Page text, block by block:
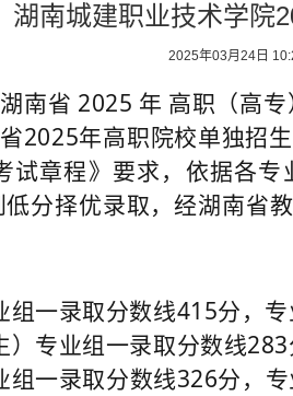
湖南城建职业技术学院
2025年03月24日
南省 2025 年 高职（高
2025年高职院校单独招
章程》 要求，依据各专
分择优录取，经湖南省
一录取分数线415分，专
专业组一录取分数线283
组一录取分数线326分，